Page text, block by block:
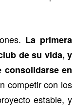
La primera
de su vida, y
consolidarse en
competir con los
estable, y